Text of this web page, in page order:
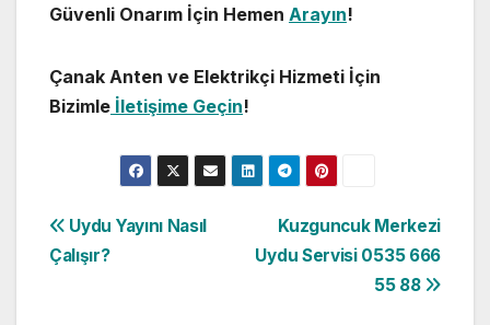
Güvenli Onarım İçin Hemen Arayın!
Çanak Anten ve Elektrikçi Hizmeti İçin
Bizimle İletişime Geçin!
Yazı
gezinmesi
Kuzguncuk Merkezi
Uydu Servisi 0535 666
55 88
Uydu Yayını Nasıl
Çalışır?